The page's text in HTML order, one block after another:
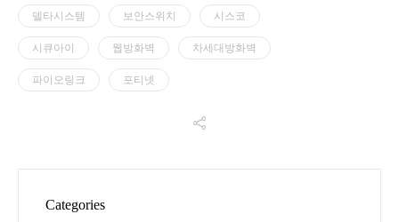
델타시스템 보안스위치 시스코
시큐아이 웹방화벽 차세대방화벽
파이오링크 포티넷
Categories